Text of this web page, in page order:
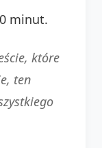
minut.
które
ten